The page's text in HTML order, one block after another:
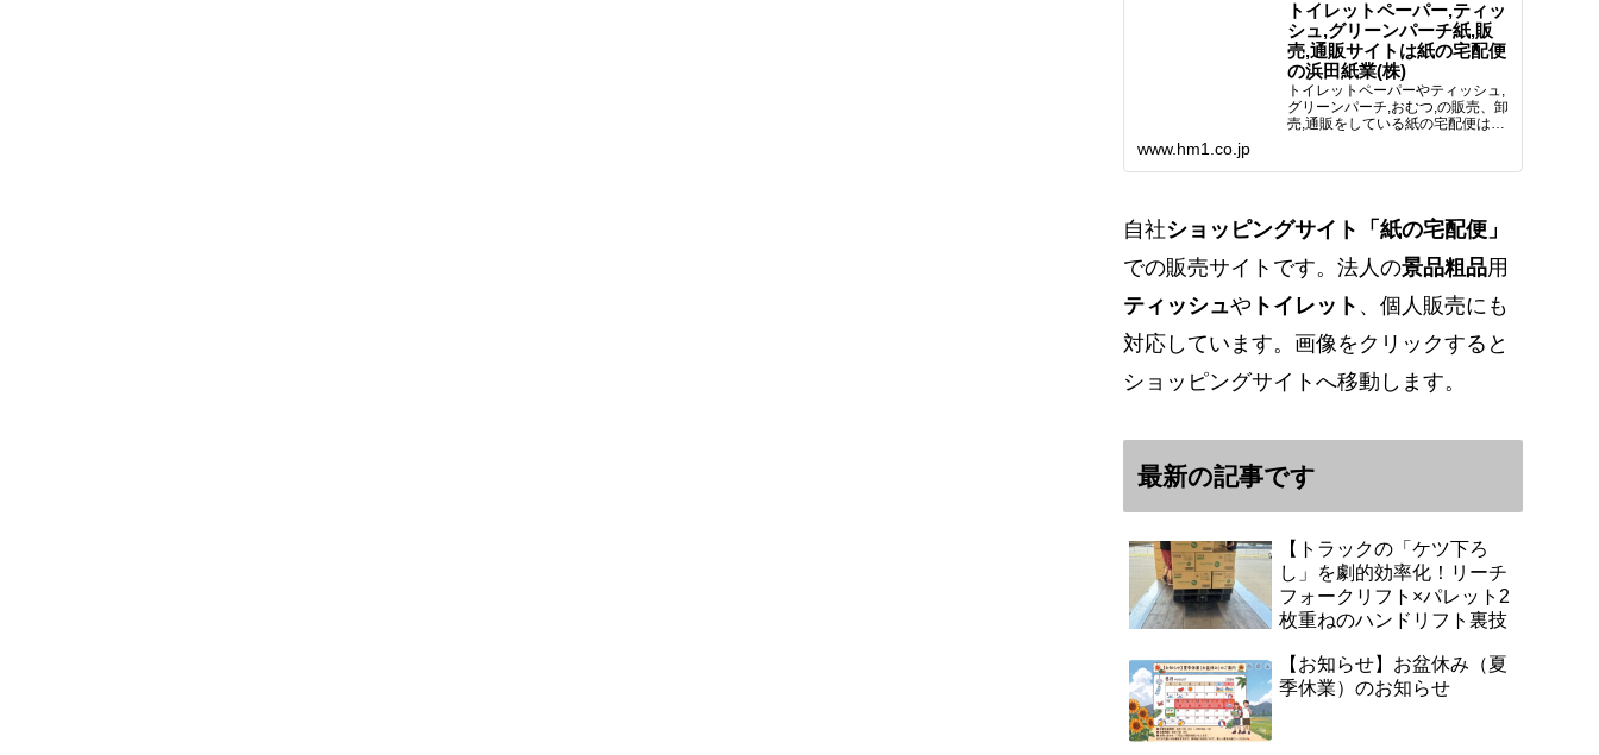
トイレットペーパー,ティッ
シュ,グリーンパーチ紙,販
売,通販サイトは紙の宅配便
の浜田紙業(株)
トイレットペーパーやティッシュ,
グリーンパーチ,おむつ,の販売、卸
売,通販をしている紙の宅配便は創
ト決済各種対応しています。歴史
www.hm1.co.jp
自社ショッピングサイト「紙の宅配便」
での販売サイトです。法人の景品粗品用
ティッシュや トイレット 、個人販売にも
対応しています。画像をクリックすると
ショッピングサイトへ移動します。
最新の記事です
【トラックの「ケツ下ろ
し」を劇的効率化！リーチ
フォークリフト×パレット2
枚重ねのハンドリフト裏技
【お知らせ】お盆休み（夏
季休業）のお知らせ